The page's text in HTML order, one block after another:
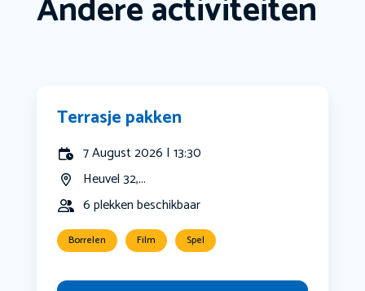
Andere activiteiten
Terrasje pakken
7 August 2026 | 13:30
Heuvel 32,...
6 plekken beschikbaar
Borrelen Film Spel